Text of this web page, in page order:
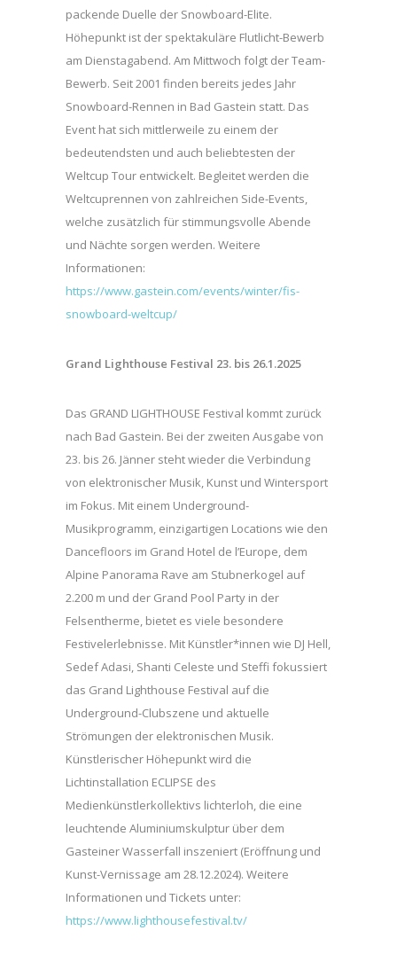
packende Duelle der Snowboard-Elite.
Höhepunkt ist der spektakuläre Flutlicht-Bewerb
am Dienstagabend. Am Mittwoch folgt der Team-
Bewerb. Seit 2001 finden bereits jedes Jahr
Snowboard-Rennen in Bad Gastein statt. Das
Event hat sich mittlerweile zu einem der
bedeutendsten und auch beliebtesten der
Weltcup Tour entwickelt. Begleitet werden die
Weltcuprennen von zahlreichen Side-Events,
welche zusätzlich für stimmungsvolle Abende
und Nächte sorgen werden. Weitere
Informationen:
https://www.gastein.com/events/winter/fis-
snowboard-weltcup/
Grand Lighthouse Festival 23. bis 26.1.2025
Das GRAND LIGHTHOUSE Festival kommt zurück
nach Bad Gastein. Bei der zweiten Ausgabe von
23. bis 26. Jänner steht wieder die Verbindung
von elektronischer Musik, Kunst und Wintersport
im Fokus. Mit einem Underground-
Musikprogramm, einzigartigen Locations wie den
Dancefloors im Grand Hotel de l’Europe, dem
Alpine Panorama Rave am Stubnerkogel auf
2.200 m und der Grand Pool Party in der
Felsentherme, bietet es viele besondere
Festivelerlebnisse. Mit Künstler*innen wie DJ Hell,
Sedef Adasi, Shanti Celeste und Steffi fokussiert
das Grand Lighthouse Festival auf die
Underground-Clubszene und aktuelle
Strömungen der elektronischen Musik.
Künstlerischer Höhepunkt wird die
Lichtinstallation ECLIPSE des
Medienkünstlerkollektivs lichterloh, die eine
leuchtende Aluminiumskulptur über dem
Gasteiner Wasserfall inszeniert (Eröffnung und
Kunst-Vernissage am 28.12.2024). Weitere
Informationen und Tickets unter:
https://www.lighthousefestival.tv/